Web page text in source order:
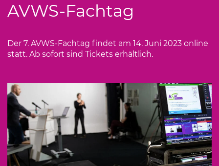
AVWS-Fachtag
Der 7. AVWS-Fachtag findet am 14. Juni 2023 online
statt. Ab sofort sind Tickets erhältlich.